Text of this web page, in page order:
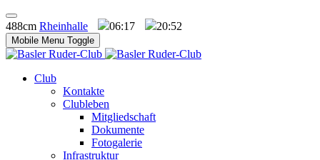
488cm Rheinhalle 06:17 20:52
Mobile Menu Toggle
Club
Kontakte
Clubleben
Mitgliedschaft
Dokumente
Fotogalerie
Infrastruktur